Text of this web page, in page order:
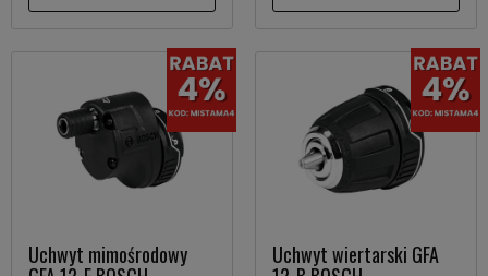
Uchwyt mimośrodowy Uchwyt wiertarski GFA